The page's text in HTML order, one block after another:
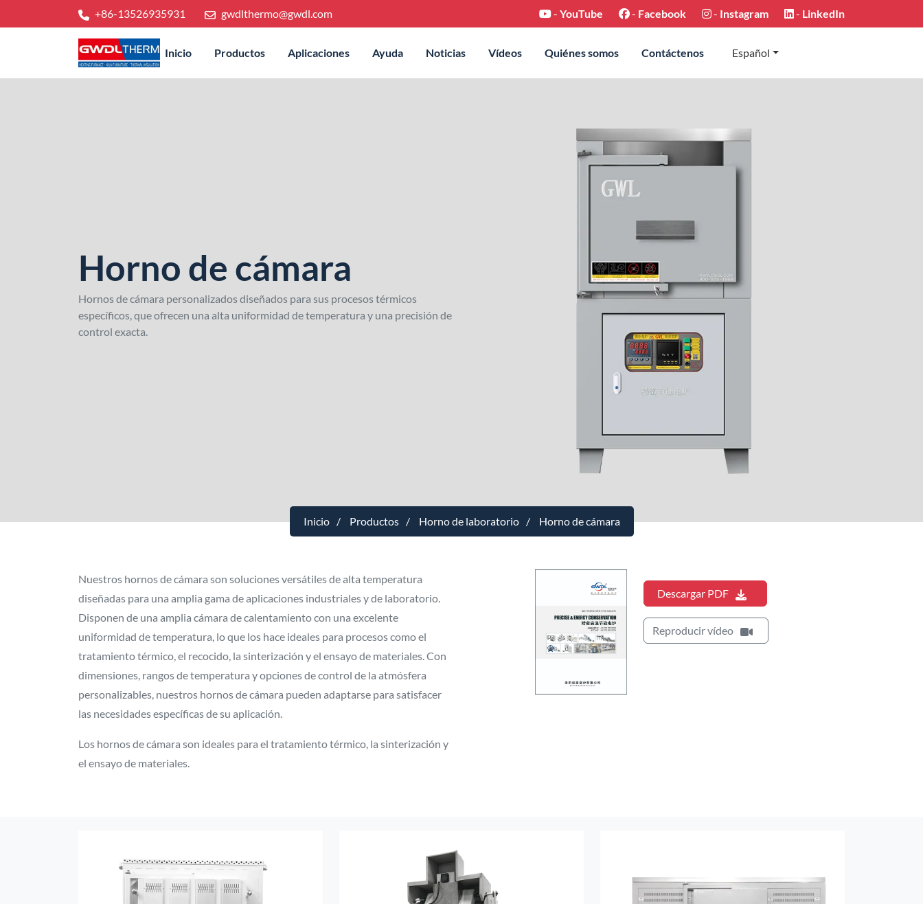
+86-13526935931 gwdlthermo@gwdl.com - YouTube - Facebook - Instagram - LinkedIn
Inicio Productos Aplicaciones Ayuda Noticias Vídeos Quiénes somos Contáctenos Español
Horno de cámara
Hornos de cámara personalizados diseñados para sus procesos térmicos
específicos, que ofrecen una alta uniformidad de temperatura y una precisión de
control exacta.
Inicio Productos Horno de laboratorio Horno de cámara
Nuestros hornos de cámara son soluciones versátiles de alta temperatura
diseñadas para una amplia gama de aplicaciones industriales y de laboratorio.
Disponen de una amplia cámara de calentamiento con una excelente
uniformidad de temperatura, lo que los hace ideales para procesos como el
tratamiento térmico, el recocido, la sinterización y el ensayo de materiales. Con
dimensiones, rangos de temperatura y opciones de control de la atmósfera
personalizables, nuestros hornos de cámara pueden adaptarse para satisfacer
las necesidades específicas de su aplicación.
Los hornos de cámara son ideales para el tratamiento térmico, la sinterización y
el ensayo de materiales.
Descargar PDF
Reproducir vídeo